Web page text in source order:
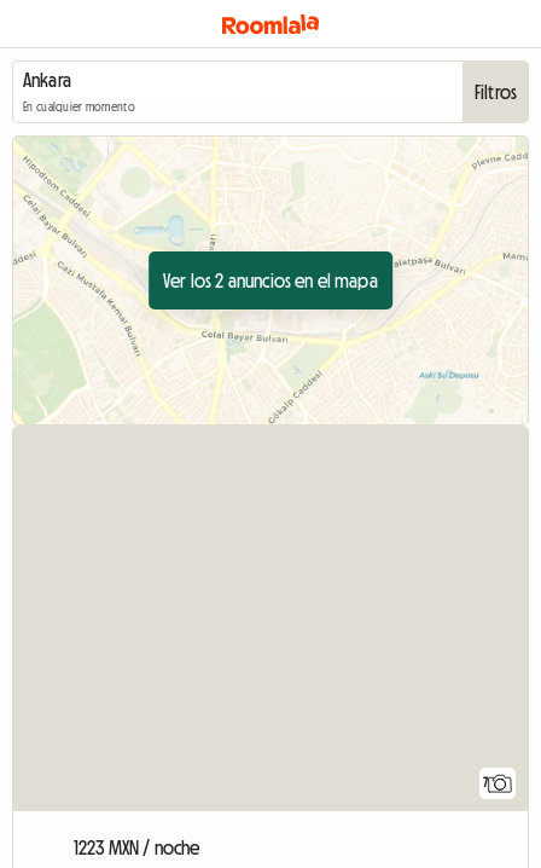
En cualquier momento
Filtros
Ver los 2 anuncios en el mapa
7
1223 MXN / noche